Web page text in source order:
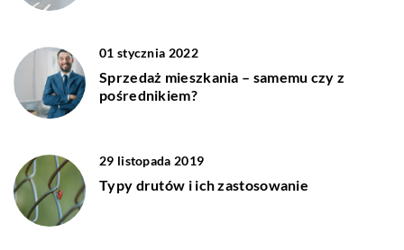
01 stycznia 2022
Sprzedaż mieszkania – samemu czy z
pośrednikiem?
29 listopada 2019
Typy drutów i ich zastosowanie